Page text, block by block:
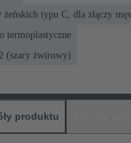
żeńskich typu C, dla złączy
termoplastyczne
(szary żwirowy)
produktu